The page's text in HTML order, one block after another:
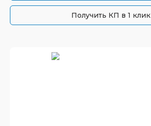
Получить КП в 1 клик